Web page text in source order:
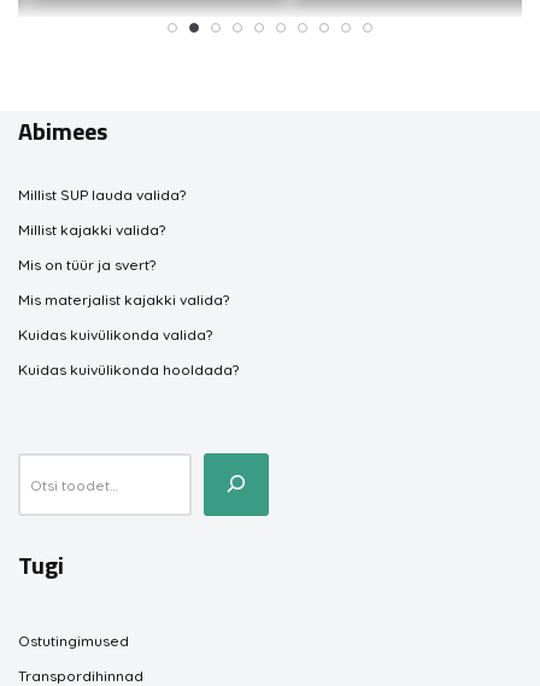
Abimees
Millist SUP lauda valida?
Millist kajakki valida?
Mis on tüür ja svert?
Mis materjalist kajakki valida?
Kuidas kuivülikonda valida?
Kuidas kuivülikonda hooldada?
Tugi
Ostutingimused
Transpordihinnad